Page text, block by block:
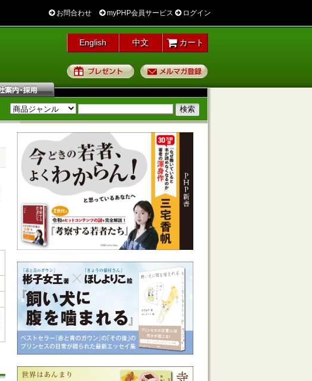
お問合わせ myPHP会員サービス ログイン
English 中文 カート
プレゼント